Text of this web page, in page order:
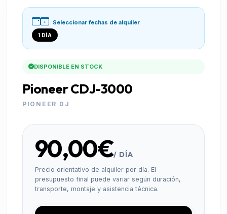
Seleccionar fechas de alquiler
1 DÍA
DISPONIBLE EN STOCK
Pioneer CDJ-3000
PIONEER DJ
90,00€/ DÍA
Precio orientativo de alquiler por día. El
presupuesto final puede variar según duración,
transporte, montaje y asistencia técnica.